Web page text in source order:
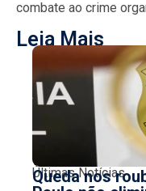
combate ao crime
Leia Mais
Últimas Notícias
Queda nos